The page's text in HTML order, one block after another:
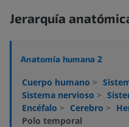
Jerarquía
Anatomía humana 2
Cuerpo humano >
Sistema nervioso >
Encéfalo > Cerebro >
Polo temporal